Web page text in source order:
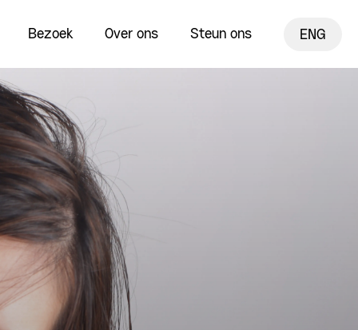
Bezoek Over ons Steun ons ENG